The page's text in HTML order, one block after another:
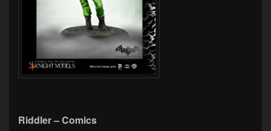
Riddler – Comics